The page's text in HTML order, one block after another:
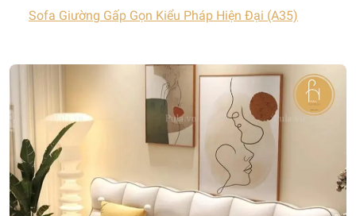
Sofa Giường Gấp Gọn Kiểu Pháp Hiện Đại (A35)